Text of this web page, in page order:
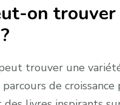
on trouver
trouver une
de